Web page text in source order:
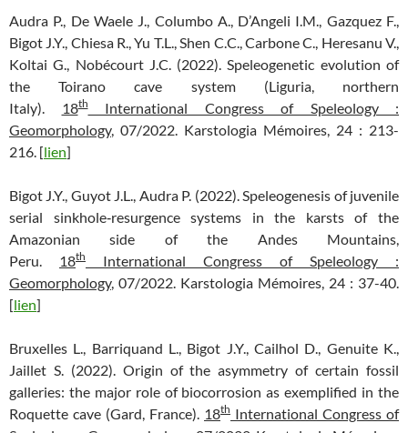
Audra P., De Waele J., Columbo A., D’Angeli I.M., Gazquez F.,
Bigot J.Y., Chiesa R., Yu T.L., Shen C.C., Carbone C., Heresanu V.,
Koltai G., Nobécourt J.C. (2022). Speleogenetic evolution of
the Toirano cave system (Liguria, northern
Italy). 18thInternational Congress of Speleology :
Geomorphology, 07/2022. Karstologia Mémoires, 24 : 213-
216. [lien]
Bigot J.Y., Guyot J.L., Audra P. (2022). Speleogenesis of juvenile
serial sinkhole‐resurgence systems in the karsts of the
Amazonian side of the Andes Mountains,
Peru. 18th
International Congress of Speleology :
Geomorphology, 07/2022. Karstologia Mémoires, 24 : 37-40.
[lien]
Bruxelles L., Barriquand L., Bigot J.Y., Cailhol D., Genuite K.,
Jaillet S. (2022). Origin of the asymmetry of certain fossil
galleries: the major role of biocorrosion as exemplified in the
Roquette cave (Gard, France). 18th International Congress of